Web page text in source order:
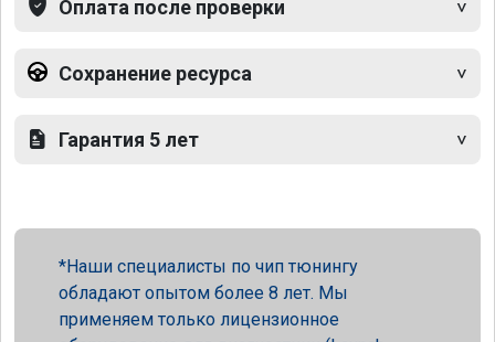
Оплата после проверки
Сохранение ресурса
Гарантия 5 лет
Наши специалисты по чип тюнингу
обладают опытом более 8 лет. Мы
применяем только лицензионное